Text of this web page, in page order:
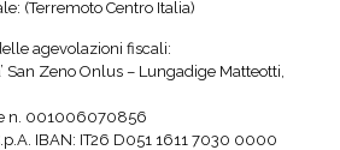
(Terremoto Centro Italia)
agevolazioni fiscali:
San Zeno Onlus – Lungadige Matteotti,
n. 001006070856
IBAN: IT26 D051 1611 7030 0000